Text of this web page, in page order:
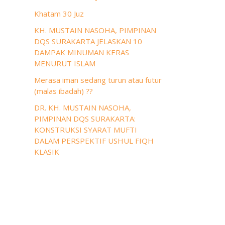
Khatam 30 Juz
KH. MUSTAIN NASOHA, PIMPINAN
DQS SURAKARTA JELASKAN 10
DAMPAK MINUMAN KERAS
MENURUT ISLAM
Merasa iman sedang turun atau futur
(malas ibadah) ??
DR. KH. MUSTAIN NASOHA,
PIMPINAN DQS SURAKARTA:
KONSTRUKSI SYARAT MUFTI
DALAM PERSPEKTIF USHUL FIQH
KLASIK